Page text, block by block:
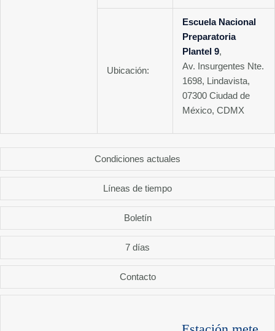
Ubicación:
Escuela Nacional
Preparatoria
Plantel 9,
Av. Insurgentes Nte.
1698, Lindavista,
07300 Ciudad de
México, CDMX
Condiciones actuales
Líneas de tiempo
Boletín
7 días
Contacto